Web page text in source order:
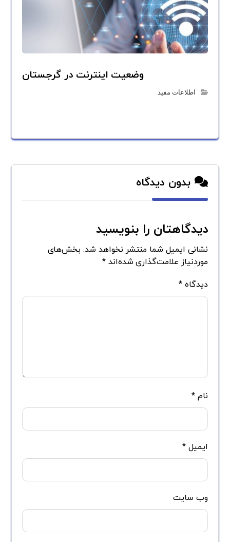
وضعیت اینترنت در گرجستان
اطلاعات مفید
بدون دیدگاه
دیدگاهتان را بنویسید
نشانی ایمیل شما منتشر نخواهد شد. بخش‌های
موردنیاز علامت‌گذاری شده‌اند*
دیدگاه*
نام*
ایمیل*
وب‌ سایت